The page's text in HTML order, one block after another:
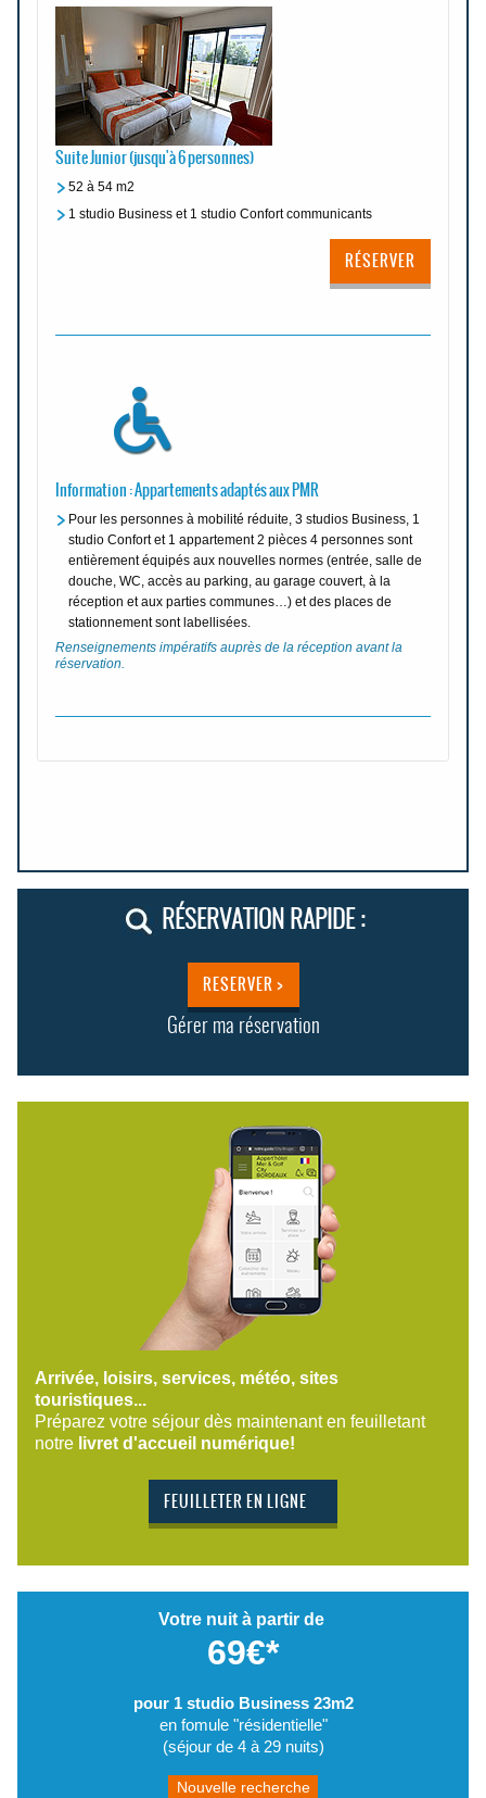
Suite Junior (jusqu'à 6 personnes)
52 à 54 m2
1 studio Business et 1 studio Confort communicants
RÉSERVER
Information : Appartements adaptés aux PMR
Pour les personnes à mobilité réduite, 3 studios Business, 1
studio Confort et 1 appartement 2 pièces 4 personnes sont
entièrement équipés aux nouvelles normes (entrée, salle de
douche, WC, accès au parking, au garage couvert, à la
réception et aux parties communes…) et des places de
stationnement sont labellisées.
Renseignements impératifs auprès de la réception avant la
réservation.
RÉSERVATION RAPIDE :
RESERVER >
Gérer ma réservation
Arrivée, loisirs, services, météo, sites
touristiques...
Préparez votre séjour dès maintenant en feuilletant
notre livret d'accueil numérique!
FEUILLETER EN LIGNE
Votre nuit à partir de
69€*
pour 1 studio Business 23m2
en fomule "résidentielle"
(séjour de 4 à 29 nuits)
Nouvelle recherche